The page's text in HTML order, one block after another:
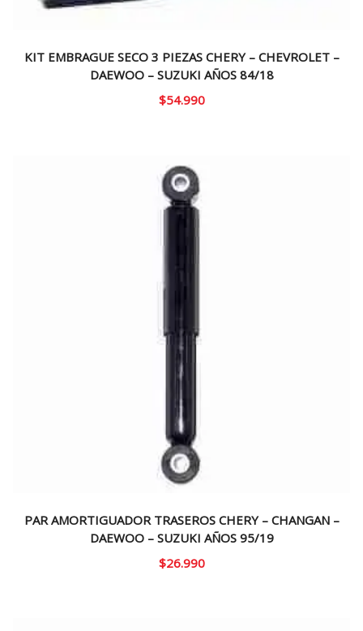
KIT EMBRAGUE SECO 3 PIEZAS CHERY – CHEVROLET –
DAEWOO – SUZUKI AÑOS 84/18
$54.990
PAR AMORTIGUADOR TRASEROS CHERY – CHANGAN –
DAEWOO – SUZUKI AÑOS 95/19
$26.990